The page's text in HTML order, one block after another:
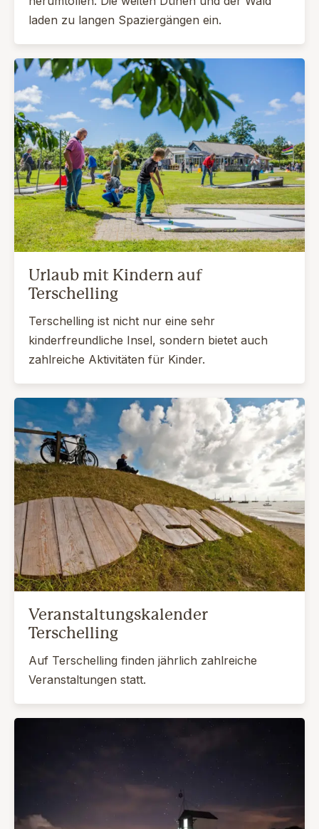
laden zu langen Spaziergängen ein.
Urlaub mit Kindern auf
Terschelling
Terschelling ist nicht nur eine sehr
kinderfreundliche Insel, sondern bietet auch
zahlreiche Aktivitäten für Kinder.
Veranstaltungskalender
Terschelling
Auf Terschelling finden jährlich zahlreiche
Veranstaltungen statt.